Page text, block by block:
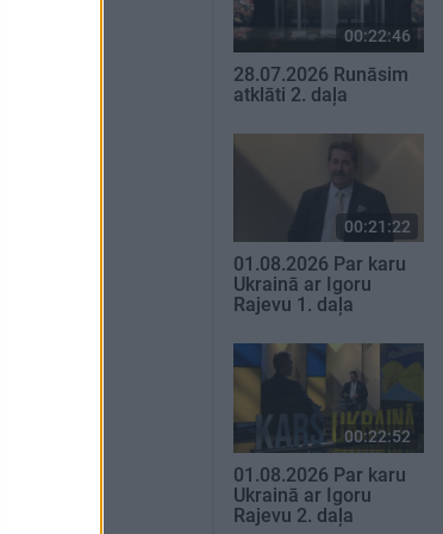
00:22:46
28.07.2026 Runāsim
atklāti 2. daļa
00:21:22
01.08.2026 Par karu
Ukrainā ar Igoru
Rajevu 1. daļa
00:22:52
01.08.2026 Par karu
Ukrainā ar Igoru
Rajevu 2. daļa